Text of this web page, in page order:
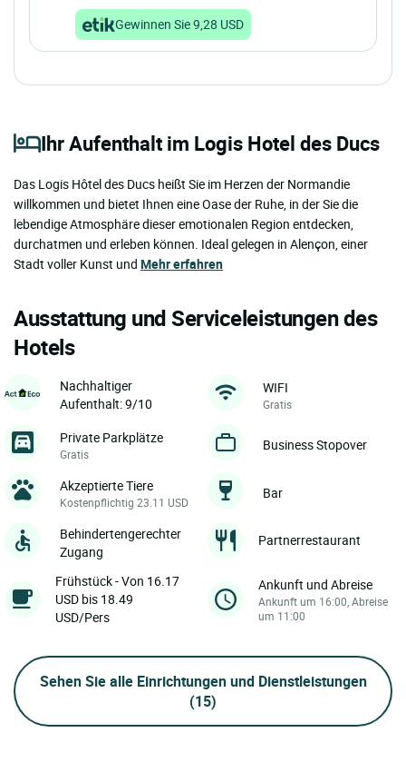
Gewinnen Sie 9,28 USD
Ihr Aufenthalt im Logis Hotel des Ducs
Das Logis Hôtel des Ducs heißt Sie im Herzen der Normandie
willkommen und bietet Ihnen eine Oase der Ruhe, in der Sie die
lebendige Atmosphäre dieser emotionalen Region entdecken,
durchatmen und erleben können. Ideal gelegen in Alençon, einer
Stadt voller Kunst und Mehr erfahren
Ausstattung und Serviceleistungen des
Hotels
Nachhaltiger
Aufenthalt: 9/10
WIFI
Gratis
Private Parkplätze
Gratis
Business Stopover
Akzeptierte Tiere
Kostenpflichtig 23.11 USD
Bar
Behindertengerechter
Zugang
Partnerrestaurant
Frühstück - Von 16.17
USD bis 18.49
USD/Pers
Ankunft und Abreise
Ankunft um 16:00, Abreise
um 11:00
Sehen Sie alle Einrichtungen und Dienstleistungen
(15)